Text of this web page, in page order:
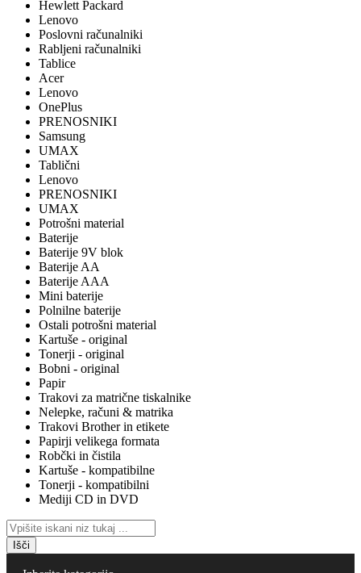
Hewlett Packard
Lenovo
Poslovni računalniki
Rabljeni računalniki
Tablice
Acer
Lenovo
OnePlus
PRENOSNIKI
Samsung
UMAX
Tablični
Lenovo
PRENOSNIKI
UMAX
Potrošni material
Baterije
Baterije 9V blok
Baterije AA
Baterije AAA
Mini baterije
Polnilne baterije
Ostali potrošni material
Kartuše - original
Tonerji - original
Bobni - original
Papir
Trakovi za matrične tiskalnike
Nelepke, računi & matrika
Trakovi Brother in etikete
Papirji velikega formata
Robčki in čistila
Kartuše - kompatibilne
Tonerji - kompatibilni
Mediji CD in DVD
Išči